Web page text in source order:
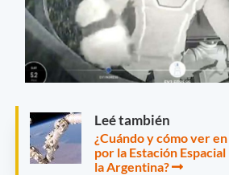
Leé también
¿Cuándo y cómo ver
por la Estación
la Argentina?